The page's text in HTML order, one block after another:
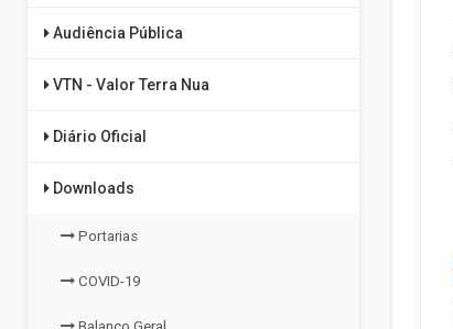
Audiência Pública
VTN - Valor Terra Nua
Diário Oficial
Downloads
Portarias
COVID-19